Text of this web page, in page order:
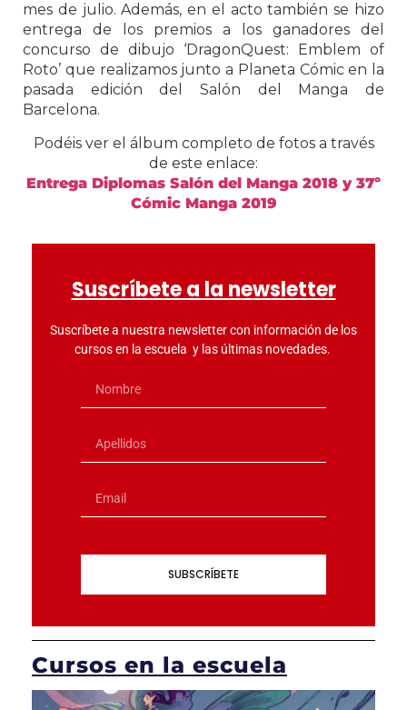
mes de julio. Además, en el acto también se hizo
entrega de los premios a los ganadores del
concurso de dibujo ‘DragonQuest: Emblem of
Roto’ que realizamos junto a Planeta Cómic en la
pasada edición del Salón del Manga de
Barcelona.
Podéis ver el álbum completo de fotos a través
de este enlace:
Entrega Diplomas Salón del Manga 2018 y 37º
Cómic Manga 2019
Suscríbete a la newsletter
Suscríbete a nuestra newsletter con información de los
cursos en la escuela y las últimas novedades.
SUBSCRÍBETE
Cursos en la escuela